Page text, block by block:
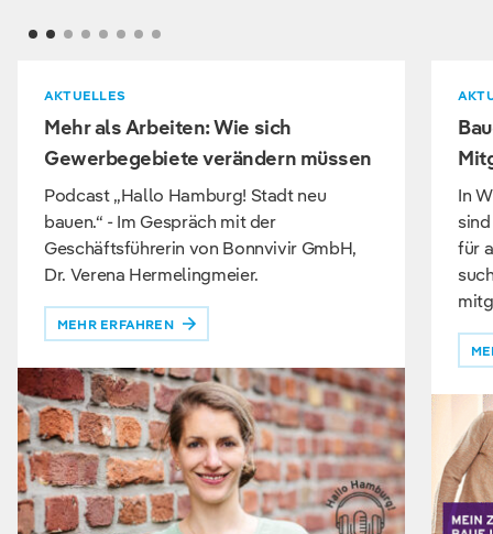
AKTUELLES
Mehr als Arbeiten: Wie sich
Gewerbegebiete verändern müssen
Podcast „Hallo Hamburg! Stadt neu
bauen.“ - Im Gespräch mit der
Geschäftsführerin von Bonnvivir GmbH,
Dr. Verena Hermelingmeier.
MEHR ERFAHREN
In
für